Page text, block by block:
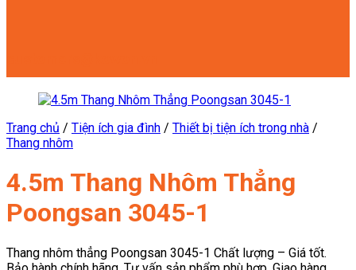
Trang chủ / Tiện ích gia đình / Thiết bị tiện ích trong nhà /
Thang nhôm
4.5m Thang Nhôm Thẳng
Poongsan 3045-1
Thang nhôm thẳng Poongsan 3045-1 Chất lượng – Giá tốt.